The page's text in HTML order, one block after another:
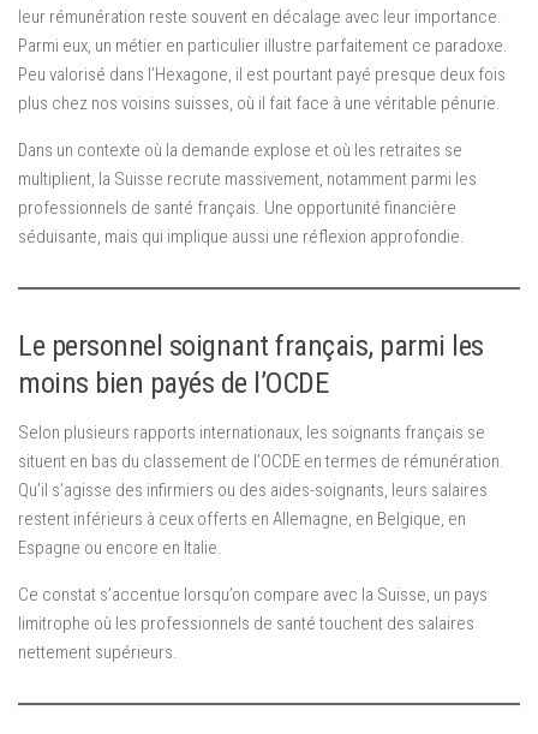
leur rémunération reste souvent en décalage avec leur importance.
Parmi eux, un métier en particulier illustre parfaitement ce paradoxe.
Peu valorisé dans l’Hexagone, il est pourtant payé presque deux fois
plus chez nos voisins suisses, où il fait face à une véritable pénurie.
Dans un contexte où la demande explose et où les retraites se
multiplient, la Suisse recrute massivement, notamment parmi les
professionnels de santé français. Une opportunité financière
séduisante, mais qui implique aussi une réflexion approfondie.
Le personnel soignant français, parmi les
moins bien payés de l’OCDE
Selon plusieurs rapports internationaux, les soignants français se
situent en bas du classement de l’OCDE en termes de rémunération.
Qu’il s’agisse des infirmiers ou des aides-soignants, leurs salaires
restent inférieurs à ceux offerts en Allemagne, en Belgique, en
Espagne ou encore en Italie.
Ce constat s’accentue lorsqu’on compare avec la Suisse, un pays
limitrophe où les professionnels de santé touchent des salaires
nettement supérieurs.